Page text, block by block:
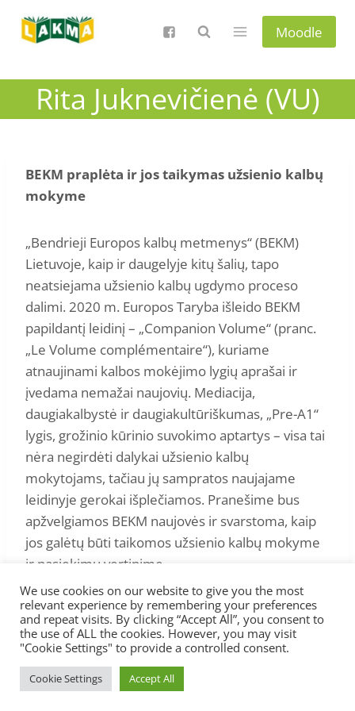
Moodle
Rita Juknevičienė (VU)
BEKM praplėta ir jos taikymas užsienio kalbų
mokyme
„Bendrieji Europos kalbų metmenys“ (BEKM)
Lietuvoje, kaip ir daugelyje kitų šalių, tapo
neatsiejama užsienio kalbų ugdymo proceso
dalimi. 2020 m. Europos Taryba išleido BEKM
papildantį leidinį – „Companion Volume“ (pranc.
„Le Volume complémentaire“), kuriame
atnaujinami kalbos mokėjimo lygių aprašai ir
įvedama nemažai naujovių. Mediacija,
daugiakalbystė ir daugiakultūriškumas, „Pre-A1“
lygis, grožinio kūrinio suvokimo aptartys – visa tai
nėra negirdėti dalykai užsienio kalbų
mokytojams, tačiau jų sampratos naujajame
leidinyje gerokai išplečiamos. Pranešime bus
apžvelgiamos BEKM naujovės ir svarstoma, kaip
jos galėtų būti taikomos užsienio kalbų mokyme
ir pasiekimų vertinime.
© 2026 Lietuvos anglų kalbos mokytojų asociacija
We use cookies on our website to give you the most
relevant experience by remembering your preferences
and repeat visits. By clicking “Accept All”, you consent to
the use of ALL the cookies. However, you may visit
"Cookie Settings" to provide a controlled consent.
Cookie Settings Accept All